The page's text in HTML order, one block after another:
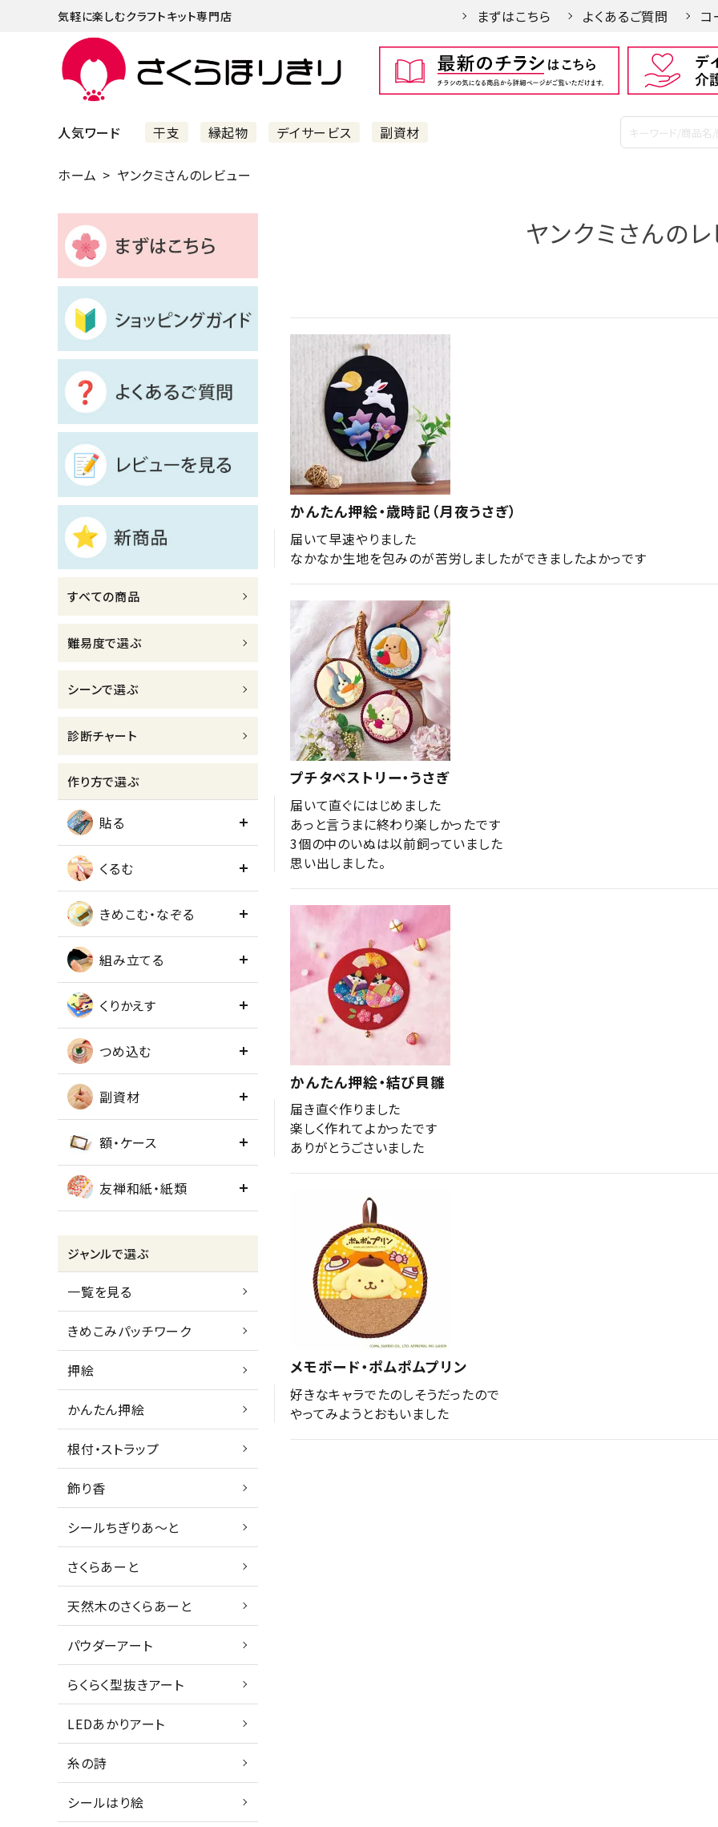
気軽に楽しむクラフトキット専門店 まずはこちら よくあるご質問 コ
人気ワード 干支 縁起物 デイサービス 副資材
まずはこちら
ショッピングガイド
よくあるご質問
すべての商品
新着商品
診断チャート
ジャンルで選ぶ
レビューを見る
コーポレートサイト
実店舗案内
デイサービス／
お問い合わせ
ACCOUNT MENU
ログイン person
ホーム ヤンクミさんのレビュー
すべての商品
難易度で選ぶ
シーンで選ぶ
診断チャート
作り方で選ぶ
貼る
くるむ
きめこむ・なぞる
組み立てる
くりかえす
つめ込む
副資材
額・ケース
友禅和紙・紙類
ジャンルで選ぶ
一覧を見る
きめこみパッチワーク
押絵
かんたん押絵
根付・ストラップ
飾り香
シールちぎりあ～と
さくらあーと
天然木のさくらあーと
パウダーアート
らくらく型抜きアート
LEDあかりアート
糸の詩
シールはり絵
ヤンクミさんの
かんたん押絵・歳時記（月夜うさぎ）
届いて早速やりました
なかなか生地を包みのが苦労しましたができましたよかっです
プチタペストリー・うさぎ
届いて直ぐにはじめました
あっと言うまに終わり楽しかったです
3個の中のいぬは以前飼っていました
思い出しました。
かんたん押絵・結び貝雛
届き直ぐ作りました
楽しく作れてよかったです
ありがとうごさいました
メモボード・ポムポムプリン
好きなキャラでたのしそうだったので
やってみようとおもいました